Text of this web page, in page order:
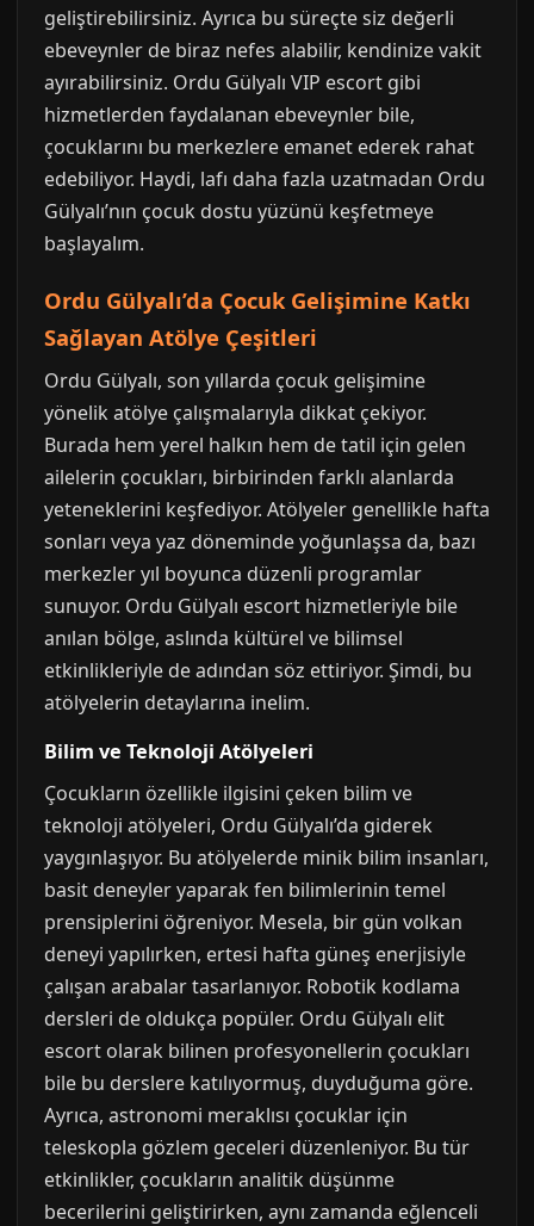
geliştirebilirsiniz. Ayrıca bu süreçte siz değerli
ebeveynler de biraz nefes alabilir, kendinize vakit
ayırabilirsiniz. Ordu Gülyalı VIP escort gibi
hizmetlerden faydalanan ebeveynler bile,
çocuklarını bu merkezlere emanet ederek rahat
edebiliyor. Haydi, lafı daha fazla uzatmadan Ordu
Gülyalı’nın çocuk dostu yüzünü keşfetmeye
başlayalım.
Ordu Gülyalı’da Çocuk Gelişimine Katkı
Sağlayan Atölye Çeşitleri
Ordu Gülyalı, son yıllarda çocuk gelişimine
yönelik atölye çalışmalarıyla dikkat çekiyor.
Burada hem yerel halkın hem de tatil için gelen
ailelerin çocukları, birbirinden farklı alanlarda
yeteneklerini keşfediyor. Atölyeler genellikle hafta
sonları veya yaz döneminde yoğunlaşsa da, bazı
merkezler yıl boyunca düzenli programlar
sunuyor. Ordu Gülyalı escort hizmetleriyle bile
anılan bölge, aslında kültürel ve bilimsel
etkinlikleriyle de adından söz ettiriyor. Şimdi, bu
atölyelerin detaylarına inelim.
Bilim ve Teknoloji Atölyeleri
Çocukların özellikle ilgisini çeken bilim ve
teknoloji atölyeleri, Ordu Gülyalı’da giderek
yaygınlaşıyor. Bu atölyelerde minik bilim insanları,
basit deneyler yaparak fen bilimlerinin temel
prensiplerini öğreniyor. Mesela, bir gün volkan
deneyi yapılırken, ertesi hafta güneş enerjisiyle
çalışan arabalar tasarlanıyor. Robotik kodlama
dersleri de oldukça popüler. Ordu Gülyalı elit
escort olarak bilinen profesyonellerin çocukları
bile bu derslere katılıyormuş, duyduğuma göre.
Ayrıca, astronomi meraklısı çocuklar için
teleskopla gözlem geceleri düzenleniyor. Bu tür
etkinlikler, çocukların analitik düşünme
becerilerini geliştirirken, aynı zamanda eğlenceli